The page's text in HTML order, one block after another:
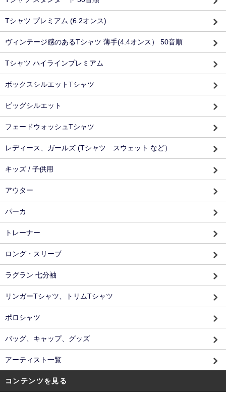
Tシャツ プレミアム (6.2オンス)
ヴィンテージ感のあるTシャツ 薄手(4.4オンス） 50音順
Tシャツ ハイラインプレミアム
ボックスシルエットTシャツ
ビッグシルエット
フェードウォッシュTシャツ
レディース、ガールズ (Tシャツ スウェット など）
キッズ / 子供用
アウター
パーカ
トレーナー
ロング・スリーブ
ラグラン 七分袖
リンガーTシャツ、トリムTシャツ
ポロシャツ
バッグ、キャップ、グッズ
アーティスト一覧
コンテンツを見る